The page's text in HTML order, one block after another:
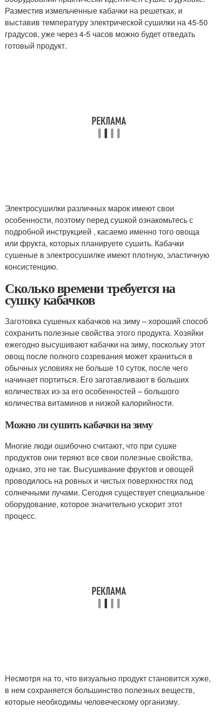
Разместив измельченные кабачки на решетках, и
выставив температуру электрической сушилки на 45-50
градусов, уже через 4-5 часов можно будет отведать
готовый продукт.
Электросушилки различных марок имеют свои
особенности, поэтому перед сушкой ознакомьтесь с
подробной инструкцией , касаемо именно того овоща
или фрукта, которых планируете сушить. Кабачки
сушеные в электросушилке имеют плотную, эластичную
консистенцию.
Сколько времени требуется на
сушку кабачков
Заготовка сушеных кабачков на зиму – хороший способ
сохранить полезные свойства этого продукта. Хозяйки
ежегодно высушивают кабачки на зиму, поскольку этот
овощ после полного созревания может храниться в
обычных условиях не больше 10 суток, после чего
начинает портиться. Его заготавливают в больших
количествах из-за его особенностей – большого
количества витаминов и низкой калорийности.
Можно ли сушить кабачки на зиму
Многие люди ошибочно считают, что при сушке
продуктов они теряют все свои полезные свойства,
однако, это не так. Высушивание фруктов и овощей
проводилось на ровных и чистых поверхностях под
солнечными лучами. Сегодня существует специальное
оборудование, которое значительно ускорит этот
процесс.
Несмотря на то, что визуально продукт становится хуже,
в нем сохраняется большинство полезных веществ,
которые необходимы человеческому организму.